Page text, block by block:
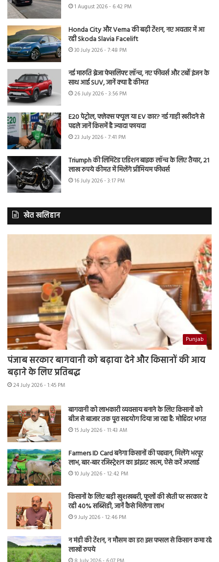
1 August 2026 - 6:42 PM
Honda City और Verna की बढ़ी टेंशन, नए अवतार में आ
रही Skoda Slavia Facelift
30 July 2026 - 7:48 PM
नई मारुति ब्रेजा फेसलिफ्ट लॉन्च, नए फीचर्स और टर्बो इंजन के
साथ आई SUV, जानें क्या है कीमत
26 July 2026 - 3:56 PM
E20 पेट्रोल, फ्लेक्स फ्यूल या EV कार? नई गाड़ी खरीदने से
पहले जानें किसमें है ज्यादा फायदा
23 July 2026 - 7:41 PM
Triumph की लिमिटेड एडिशन बाइक लॉन्च के लिए तैयार, 21
लाख रुपये कीमत में मिलेंगे प्रीमियम फीचर्स
16 July 2026 - 3:17 PM
खेत खलिहान
Punjab
पंजाब सरकार बागवानी को बढ़ावा देने और किसानों की आय
बढ़ाने के लिए प्रतिबद्ध
24 July 2026 - 1:45 PM
बागवानी को लाभकारी व्यवसाय बनाने के लिए किसानों को
बीज से बाजार तक पूरा सहयोग दिया जा रहा है: मोहिंदर भगत
15 July 2026 - 11:43 AM
Farmers ID Card बनेगा किसानों की पहचान, मिलेंगे भरपूर
लाभ, बार-बार रजिस्ट्रेशन का झंझट खत्म, ऐसे करें अप्लाई
10 July 2026 - 12:42 PM
किसानों के लिए बड़ी खुशखबरी, फूलों की खेती पर सरकार दे
रही 40% सब्सिडी, जानें कैसे मिलेगा लाभ
9 July 2026 - 12:46 PM
न मंडी की टेंशन, न मौसम का डर! इस फसल से किसान कमा रहे
लाखों रुपये